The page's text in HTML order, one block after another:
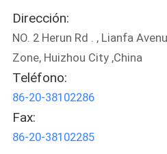
Dirección:
NO. 2 Herun Rd . , Lianfa
Zone, Huizhou City ,China
Teléfono:
86-20-38102286
Fax:
86-20-38102285